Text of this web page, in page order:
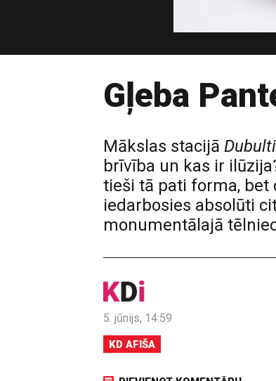
Gļeba
Mākslas stacijā Dubulti
brīvība un kas ir
tieši tā pati forma, bet
iedarbosies absolūti
monumentālajā
5. jūnijs, 14:59
KD AFIŠA